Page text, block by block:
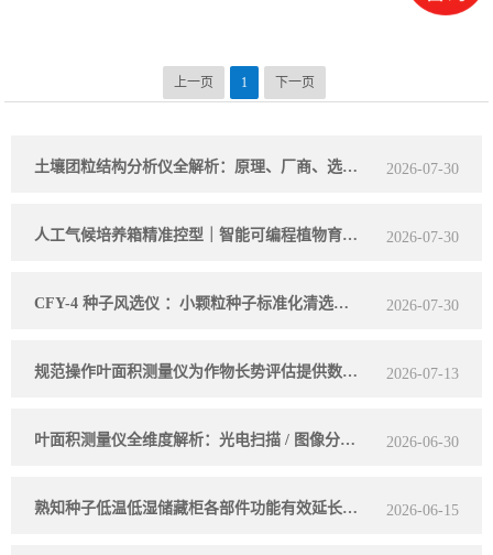
智慧农业物联网
上一页 1 下一页
土壤团粒结构分析仪全解析：原理、厂商、选型，看完就懂！ 2026-07-30
人工气候培养箱精准控型｜智能可编程植物育苗与科研试验设备详解 2026-07-30
CFY-4 种子风选仪 ：小颗粒种子标准化清选专用设备 2026-07-30
规范操作叶面积测量仪为作物长势评估提供数据支撑 2026-07-13
叶面积测量仪全维度解析：光电扫描 / 图像分析工作原理、分场景采购选型指南 2026-06-30
熟知种子低温低湿储藏柜各部件功能有效延长种子储存周期 2026-06-15